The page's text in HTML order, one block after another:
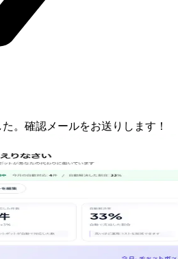
。確認メールをお送りします！